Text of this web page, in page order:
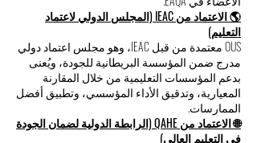
باعتراف واسع في الدول الأوروآسيوية والدول
الأعضاء في EAQA.
🌎 الاعتماد من IEAC (المجلس الدولي لاعتماد
التعليم)
OUS معتمدة من قبل IEAC، وهو مجلس اعتماد دولي
مدرج ضمن المؤسسة البريطانية للجودة، ويُعنى
بدعم المؤسسات التعليمية من خلال المقارنة
المعيارية، وتدقيق الأداء المؤسسي، وتطبيق أفضل